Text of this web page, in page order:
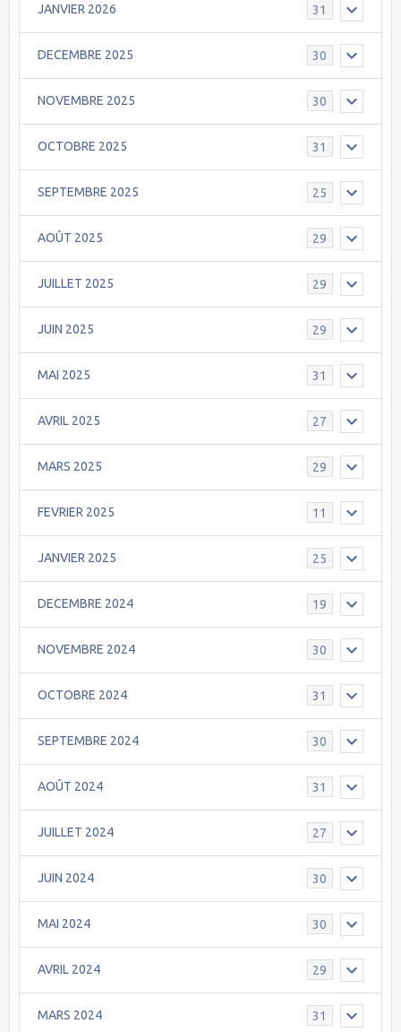
JANVIER 2026 31
DECEMBRE 2025 30
NOVEMBRE 2025 30
OCTOBRE 2025 31
SEPTEMBRE 2025 25
AOÛT 2025 29
JUILLET 2025 29
JUIN 2025 29
MAI 2025 31
AVRIL 2025 27
MARS 2025 29
FEVRIER 2025 11
JANVIER 2025 25
DECEMBRE 2024 19
NOVEMBRE 2024 30
OCTOBRE 2024 31
SEPTEMBRE 2024 30
AOÛT 2024 31
JUILLET 2024 27
JUIN 2024 30
MAI 2024 30
AVRIL 2024 29
MARS 2024 31